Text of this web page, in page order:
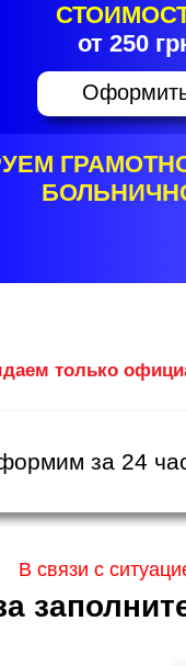
от 250
только
за 24
В связи с